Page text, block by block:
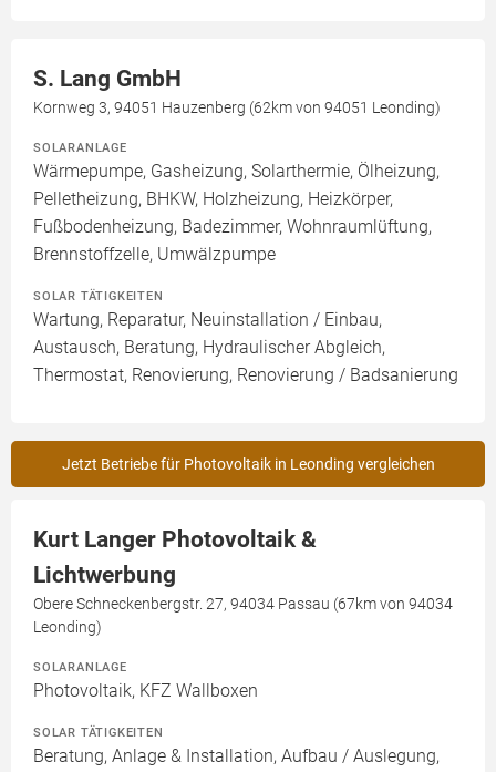
S. Lang GmbH
Kornweg 3, 94051 Hauzenberg (62km von 94051 Leonding)
SOLARANLAGE
Wärmepumpe, Gasheizung, Solarthermie, Ölheizung,
Pelletheizung, BHKW, Holzheizung, Heizkörper,
Fußbodenheizung, Badezimmer, Wohnraumlüftung,
Brennstoffzelle, Umwälzpumpe
SOLAR TÄTIGKEITEN
Wartung, Reparatur, Neuinstallation / Einbau,
Austausch, Beratung, Hydraulischer Abgleich,
Thermostat, Renovierung, Renovierung / Badsanierung
Jetzt Betriebe für Photovoltaik in Leonding vergleichen
Kurt Langer Photovoltaik &
Lichtwerbung
Obere Schneckenbergstr. 27, 94034 Passau (67km von 94034
Leonding)
SOLARANLAGE
Photovoltaik, KFZ Wallboxen
SOLAR TÄTIGKEITEN
Beratung, Anlage & Installation, Aufbau / Auslegung,